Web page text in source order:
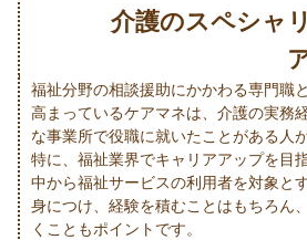
介護のスペシャ
福祉分野の相談援助にかかわる専門職
高まっているケアマネは、介護の実務
な事業所で役職に就いたことがある人
特に、福祉業界でキャリアアップを目
中から福祉サービスの利用者を対象と
身につけ、経験を積むことはもちろん
くこともポイントです。